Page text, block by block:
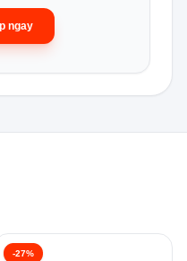
này cho gian bếp.
ngay
-27%